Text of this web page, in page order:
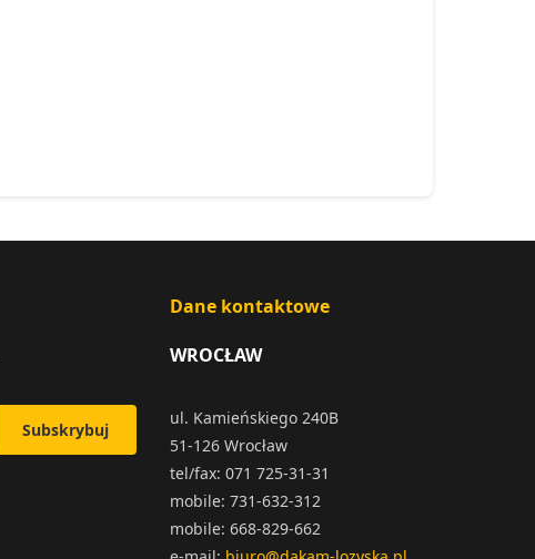
Subskrybuj
Dane kontaktowe
WROCŁAW
ul. Kamieńskiego 240B
51-126 Wrocław
tel/fax: 071 725-31-31
mobile: 731-632-312
mobile: 668-829-662